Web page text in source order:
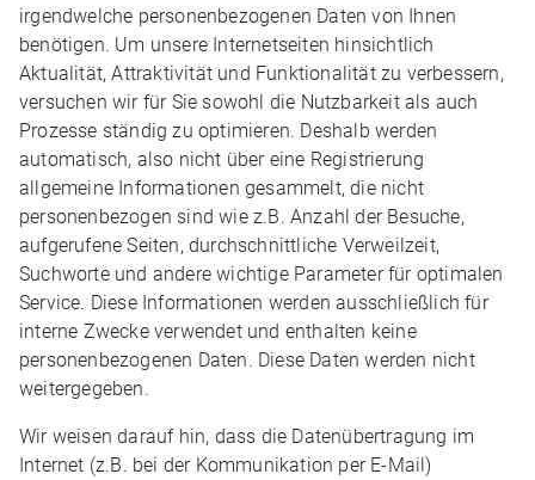
irgendwelche personenbezogenen Daten von Ihnen
benötigen. Um unsere Internetseiten hinsichtlich
Aktualität, Attraktivität und Funktionalität zu verbessern,
versuchen wir für Sie sowohl die Nutzbarkeit als auch
Prozesse ständig zu optimieren. Deshalb werden
automatisch, also nicht über eine Registrierung
allgemeine Informationen gesammelt, die nicht
personenbezogen sind wie z.B. Anzahl der Besuche,
aufgerufene Seiten, durchschnittliche Verweilzeit,
Suchworte und andere wichtige Parameter für optimalen
Service. Diese Informationen werden ausschließlich für
interne Zwecke verwendet und enthalten keine
personenbezogenen Daten. Diese Daten werden nicht
weitergegeben.
Wir weisen darauf hin, dass die Datenübertragung im
Internet (z.B. bei der Kommunikation per E-Mail)